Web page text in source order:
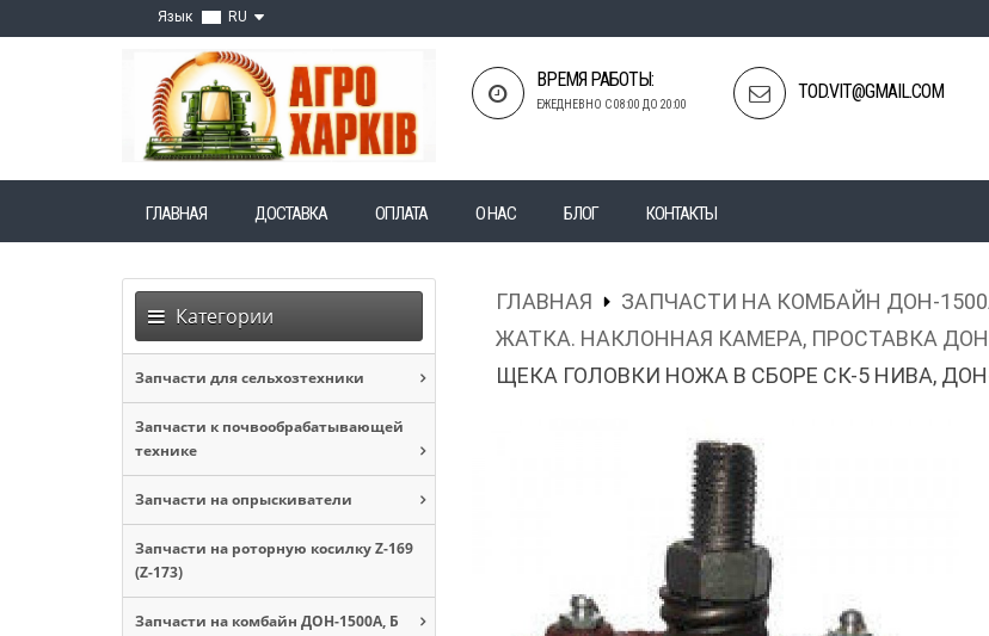
Язык RU
ВРЕМЯ РАБОТЫ:
ЕЖЕДНЕВНО С 08:00 ДО 20:00
TOD.VIT@GMAIL.COM
ГЛАВНАЯ ДОСТАВКА ОПЛАТА О НАС БЛОГ КОНТАКТЫ
Категории
Запчасти для сельхозтехники
Запчасти к почвообрабатывающей
технике
Запчасти на опрыскиватели
Запчасти на роторную косилку Z-169
(Z-173)
Запчасти на комбайн ДОН-1500А, Б
ГЛАВНАЯ
ЗАПЧАСТИ НА КОМБАЙН ДОН-
ЖАТКА. НАКЛОННАЯ КАМЕРА, ПРОСТАВКА
ЩЕКА ГОЛОВКИ НОЖА В СБОРЕ СК-5 НИВА,